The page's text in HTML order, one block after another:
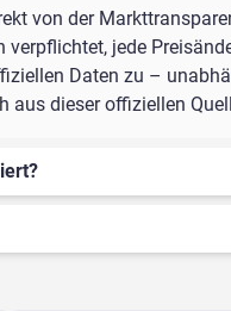
von der
jede
Daten zu –
aus dieser offiziellen